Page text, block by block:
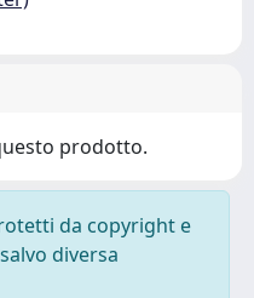
prodotto.
da copyright e
diversa